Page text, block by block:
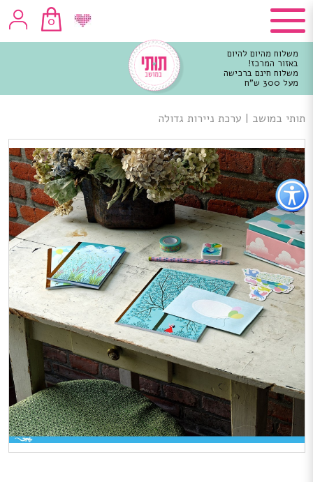
כפתור
לפתיחת
תפריט
נגישות
0
משלוח מהיום להיום
באזור המרכז!
משלוח חינם ברכישה
מעל 300 ש"ח
מרכזי
תותי במושב | ערכת ניירות גדולה